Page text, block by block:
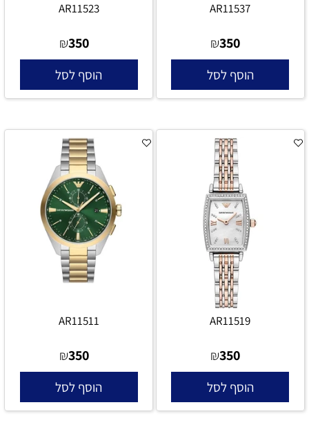
AR11537
₪350
הוסף לסל
AR11523
₪350
הוסף לסל
AR11519
₪350
הוסף לסל
AR11511
₪350
הוסף לסל